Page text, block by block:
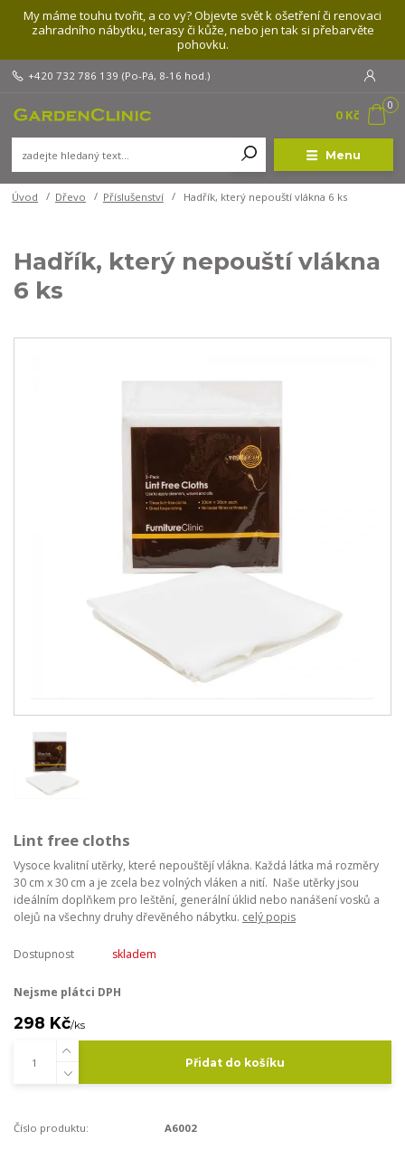
My máme touhu tvořit, a co vy? Objevte svět k ošetření či renovaci
zahradního nábytku, terasy či kůže, nebo jen tak si přebarvěte
pohovku.
Menu
+420 732 786 139 (Po-Pá, 8-16 hod.)
0
0 Kč
Úvod Dřevo Příslušenství Hadřík, který nepouští vlákna 6 ks
Hadřík, který nepouští vlákna
6 ks
Lint free cloths
Vysoce kvalitní utěrky, které nepouštějí vlákna. Každá látka má rozměry
30 cm x 30 cm a je zcela bez volných vláken a nití. Naše utěrky jsou
ideálním doplňkem pro leštění, generální úklid nebo nanášení vosků a
olejů na všechny druhy dřevěného nábytku. celý popis
Dostupnost skladem
Nejsme plátci DPH
298 Kč/ks
Přidat do košíku
Číslo produktu: A6002